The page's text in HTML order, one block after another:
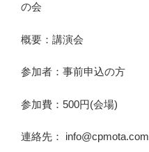
の会
概要：講演会
参加者：事前申込の方
参加費：500円(会場)
連絡先： info@cpmota.com